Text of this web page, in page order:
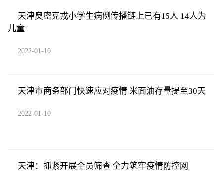
天津奥密克戎小学生病例传播链上已有15人 14人为
儿童
2022-01-10
天津市商务部门快速应对疫情 米面油存量提至30天
2022-01-10
天津：抓紧开展全员筛查 全力筑牢疫情防控网